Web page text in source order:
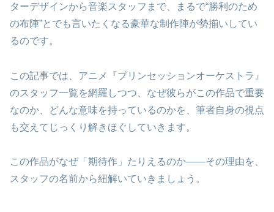
ターデザインから音楽スタッフまで、まるで“勝利のため
の布陣”とでも言いたくなる豪華な制作陣が勢揃いしてい
るのです。
この記事では、アニメ『プリンセッションオーケストラ』
のスタッフ一覧を網羅しつつ、なぜ彼らがこの作品で重要
なのか、どんな意味を持っているのかを、筆者自身の視点
も交えてじっくり解きほぐしていきます。
この作品がなぜ「期待作」たりえるのか――その理由を、
スタッフの名前から紐解いていきましょう。